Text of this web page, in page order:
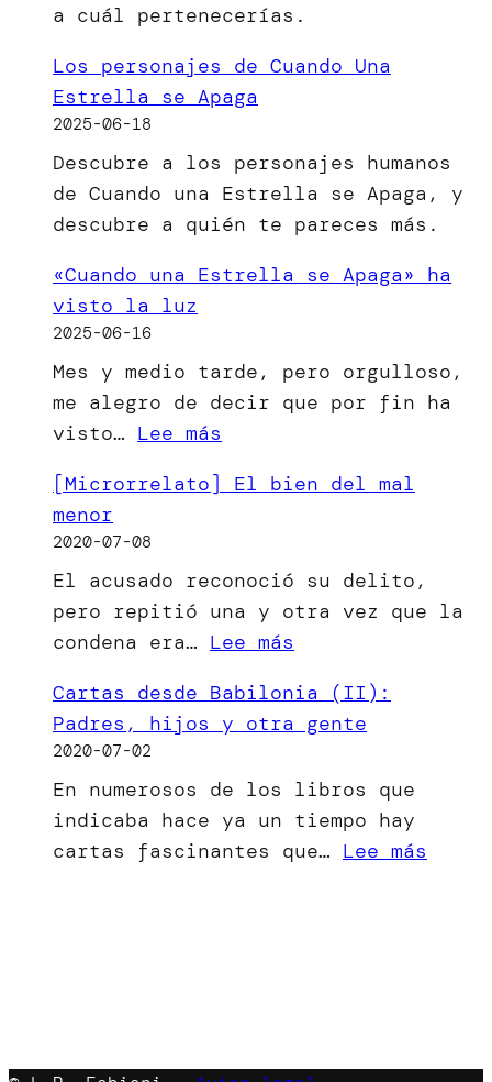
a cuál pertenecerías.
Los personajes de Cuando Una
Estrella se Apaga
2025-06-18
Descubre a los personajes humanos
de Cuando una Estrella se Apaga, y
descubre a quién te pareces más.
«Cuando una Estrella se Apaga» ha
visto la luz
2025-06-16
Mes y medio tarde, pero orgulloso,
me alegro de decir que por fin ha
visto… Lee más
una
Apaga»
ha
visto
la
luz
[Microrrelato] El bien del mal
menor
2020-07-08
El acusado reconoció su delito,
pero repitió una y otra vez que la
condena era… Lee más
El
bien
mal
menor
Cartas desde Babilonia (II):
Padres, hijos y otra gente
2020-07-02
En numerosos de los libros que
indicaba hace ya un tiempo hay
cartas fascinantes que… Lee más
y